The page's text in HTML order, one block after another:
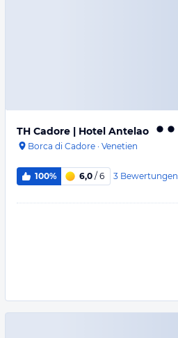
TH Cadore | Hotel Antelao
Borca di Cadore · Venetien
100% 6,0 / 6 3 Bewertungen